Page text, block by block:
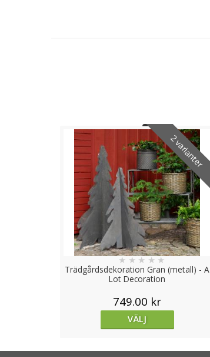
2 varianter
Trädgårdsdekoration Gran (metall) - A
Lot Decoration
★★★★★
749.00 kr
VÄLJ